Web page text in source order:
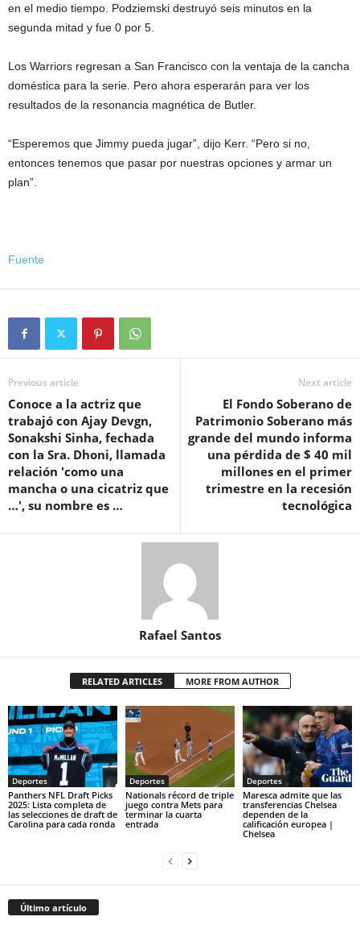
en el medio tiempo. Podziemski destruyó seis minutos en la
segunda mitad y fue 0 por 5.
Los Warriors regresan a San Francisco con la ventaja de la cancha
doméstica para la serie. Pero ahora esperarán para ver los
resultados de la resonancia magnética de Butler.
“Esperemos que Jimmy pueda jugar”, dijo Kerr. “Pero si no,
entonces tenemos que pasar por nuestras opciones y armar un
plan”.
Fuente
Previous article
Conoce a la actriz que
trabajó con Ajay Devgn,
Sonakshi Sinha, fechada
con la Sra. Dhoni, llamada
relación 'como una
mancha o una cicatriz que
…', su nombre es …
Next article
El Fondo Soberano de
Patrimonio Soberano más
grande del mundo informa
una pérdida de $ 40 mil
millones en el primer
trimestre en la recesión
tecnológica
Rafael Santos
RELATED ARTICLES MORE FROM AUTHOR
Deportes
Panthers NFL Draft Picks
2025: Lista completa de
las selecciones de draft de
Carolina para cada ronda
Deportes
Nationals récord de triple
juego contra Mets para
terminar la cuarta
entrada
Deportes
Maresca admite que las
transferencias Chelsea
dependen de la
calificación europea |
Chelsea
Último artículo